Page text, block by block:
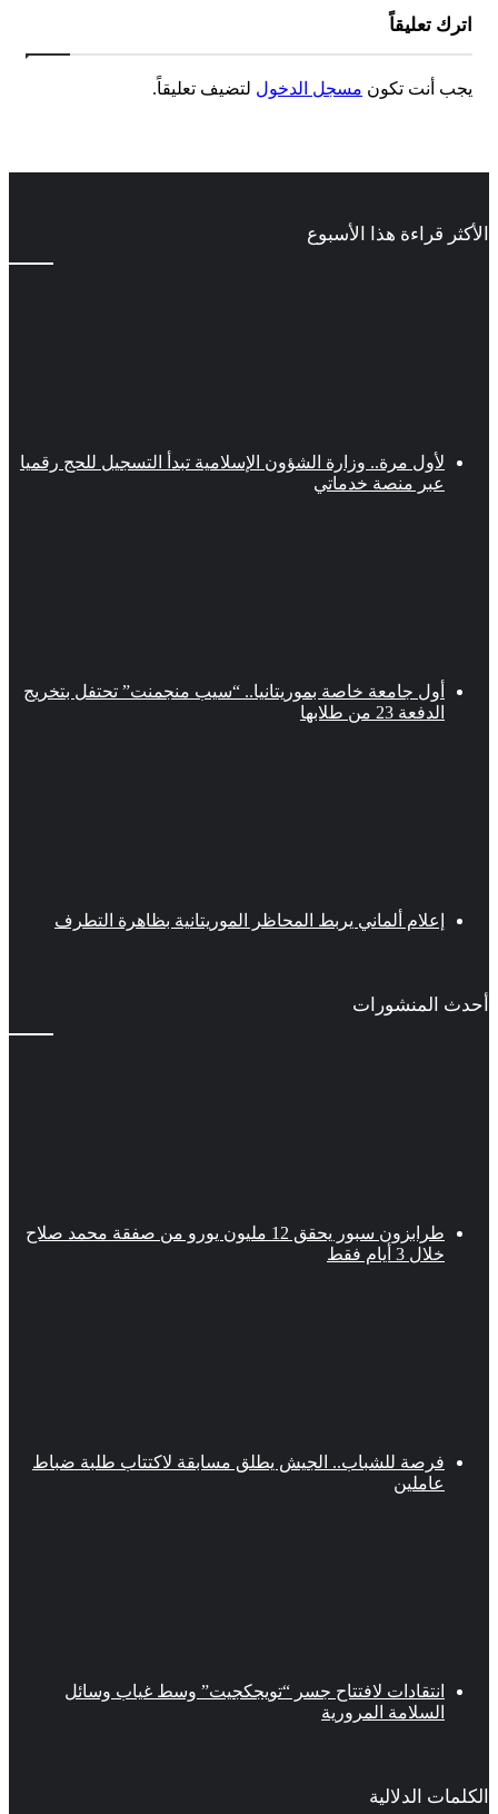
اترك تعليقاً
يجب أنت تكون مسجل الدخول لتضيف تعليقاً.
الأكثر قراءة هذا الأسبوع
لأول مرة.. وزارة الشؤون الإسلامية تبدأ التسجيل للحج رقميا
عبر منصة خدماتي
أول جامعة خاصة بموريتانيا.. “سيب منجمنت” تحتفل بتخريج
الدفعة 23 من طلابها
إعلام ألماني يربط المحاظر الموريتانية بظاهرة التطرف
أحدث المنشورات
طرابزون سبور يحقق 12 مليون يورو من صفقة محمد صلاح
خلال 3 أيام فقط
فرصة للشباب.. الجيش يطلق مسابقة لاكتتاب طلبة ضباط
عاملين
انتقادات لافتتاح جسر “تويجكجيت” وسط غياب وسائل
السلامة المرورية
الكلمات الدلالية